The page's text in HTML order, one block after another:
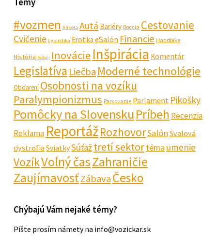
#vozmen Anketa Autá Bariéry Boccia Cestovanie
Cvičenie Cyklistika Erotika eSalón Financie Handbike
História Hokej Inovácie Inšpirácia Komentár
Legislatíva Liečba Moderné technológie
Obdarení Osobnosti na vozíku
Paralympionizmus Parkovanie Parlament Pikošky
Pomôcky na SlovenskuPríbeh Recenzia
Reklama ReportážRozhovorSalón Svalová
dystrofiaSviatkySúťažtretí sektortéma umenie
VozíkVoľný časZahraničie
ZaujímavosťZábavaČesko
Chýbajú Vám nejaké témy?
Píšte prosím námety na info@vozickar.sk